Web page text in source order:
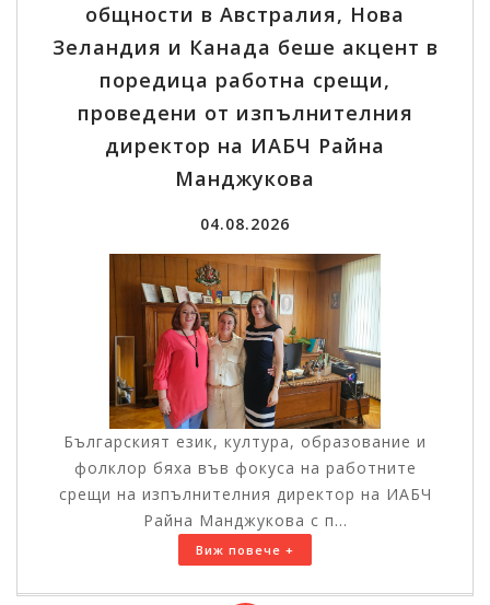
общности в Австралия, Нова
Зеландия и Канада беше акцент в
поредица работна срещи,
проведени от изпълнителния
директор на ИАБЧ Райна
Манджукова
04.08.2026
Българският език, култура, образование и
фолклор бяха във фокуса на работните
срещи на изпълнителния директор на ИАБЧ
Райна Манджукова с п...
Виж повече +